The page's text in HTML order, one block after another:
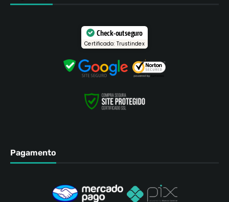
Check-out seguro
Certificado: Trustindex
Pagamento